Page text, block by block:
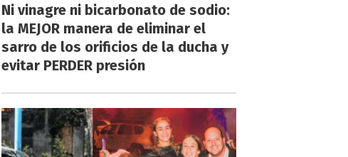
Ni vinagre ni bicarbonato de sodio:
la MEJOR manera de eliminar el
sarro de los orificios de la ducha y
evitar PERDER presión